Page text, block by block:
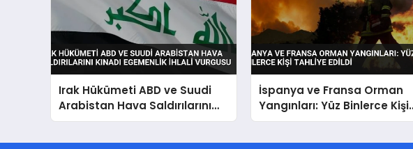
Irak Hükümeti ABD ve Suudi
Arabistan Hava Saldırılarını
Kınadı Egemenlik İhlali
İspanya ve Fransa Orman
Yangınları: Yüz Binlerce Kişi
Tahliye Edildi